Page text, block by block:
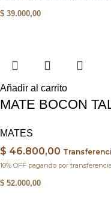
$ 39.000,00
Añadir al carrito
MATE BOCON
MATES
$ 46.800,00
10% OFF pagando por transferencia
$ 52.000,00